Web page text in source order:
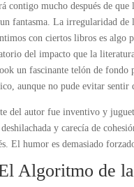
contigo mucho después de
fantasma. La irregularidad
con ciertos libros es algo
del impacto que la
un fascinante telón de
aunque no pude evitar
del autor fue inventivo y
y carecía de
El humor es demasiado
Algoritmo de